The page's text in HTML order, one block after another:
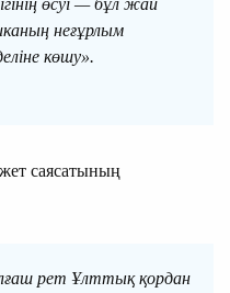
неғұрлым
көшу».
саясатының
рет Ұлттық қордан